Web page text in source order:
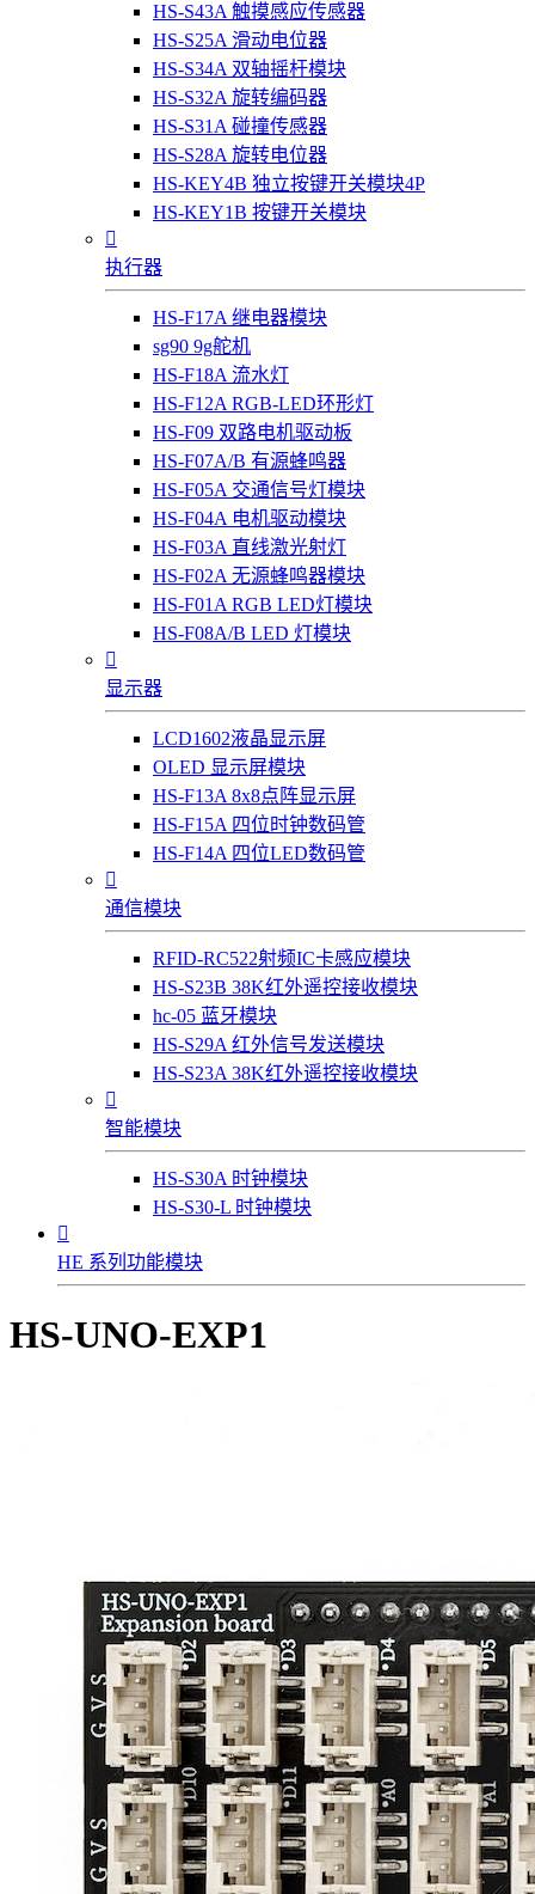
HS-S43A 触摸感应传感器
HS-S25A 滑动电位器
HS-S34A 双轴摇杆模块
HS-S32A 旋转编码器
HS-S31A 碰撞传感器
HS-S28A 旋转电位器
HS-KEY4B 独立按键开关模块4P
HS-KEY1B 按键开关模块

执行器
HS-F17A 继电器模块
sg90 9g舵机
HS-F18A 流水灯
HS-F12A RGB-LED环形灯
HS-F09 双路电机驱动板
HS-F07A/B 有源蜂鸣器
HS-F05A 交通信号灯模块
HS-F04A 电机驱动模块
HS-F03A 直线激光射灯
HS-F02A 无源蜂鸣器模块
HS-F01A RGB LED灯模块
HS-F08A/B LED 灯模块

显示器
LCD1602液晶显示屏
OLED 显示屏模块
HS-F13A 8x8点阵显示屏
HS-F15A 四位时钟数码管
HS-F14A 四位LED数码管

通信模块
RFID-RC522射频IC卡感应模块
HS-S23B 38K红外遥控接收模块
hc-05 蓝牙模块
HS-S29A 红外信号发送模块
HS-S23A 38K红外遥控接收模块

智能模块
HS-S30A 时钟模块
HS-S30-L 时钟模块

HE 系列功能模块
HS-UNO-EXP1